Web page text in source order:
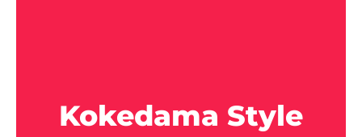
Kokedama Style